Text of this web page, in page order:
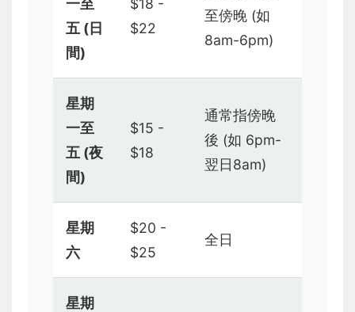
五 (日
間)
$22
至傍晚 (如
8am-6pm)
星期
一至
五 (夜
間)
$15 -
$18
通常指傍晚
後 (如 6pm-
翌日8am)
星期
六
$20 -
$25
全日
星期